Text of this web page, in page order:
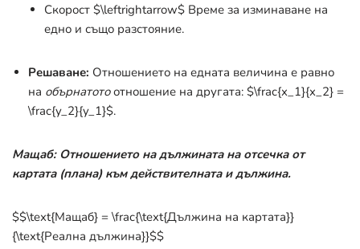
Скорост $\leftrightarrow$ Време за изминаване на
едно и също разстояние.
Решаване: Отношението на едната величина е равно
на обърнатотоотношение на другата: $\frac{x_1}{x_2} =
\frac{y_2}{y_1}$.
Мащаб: Отношението на дължината на отсечка от
картата (плана) към действителната и дължина.
$$\text{Мащаб} = \frac{\text{Дължина на картата}}
{\text{Реална дължина}}$$